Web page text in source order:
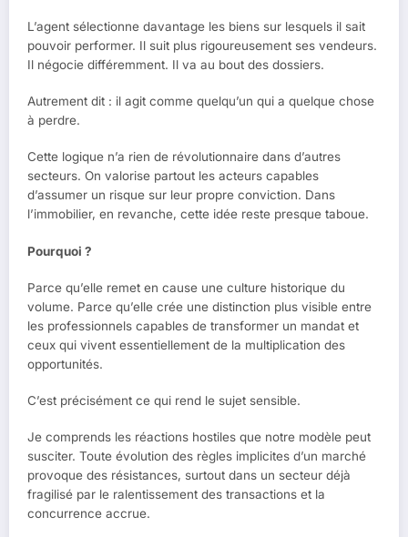
L’agent sélectionne davantage les biens sur lesquels il sait
pouvoir performer. Il suit plus rigoureusement ses vendeurs.
Il négocie différemment. Il va au bout des dossiers.
Autrement dit : il agit comme quelqu’un qui a quelque chose
à perdre.
Cette logique n’a rien de révolutionnaire dans d’autres
secteurs. On valorise partout les acteurs capables
d’assumer un risque sur leur propre conviction. Dans
l’immobilier, en revanche, cette idée reste presque taboue.
Pourquoi ?
Parce qu’elle remet en cause une culture historique du
volume. Parce qu’elle crée une distinction plus visible entre
les professionnels capables de transformer un mandat et
ceux qui vivent essentiellement de la multiplication des
opportunités.
C’est précisément ce qui rend le sujet sensible.
Je comprends les réactions hostiles que notre modèle peut
susciter. Toute évolution des règles implicites d’un marché
provoque des résistances, surtout dans un secteur déjà
fragilisé par le ralentissement des transactions et la
concurrence accrue.